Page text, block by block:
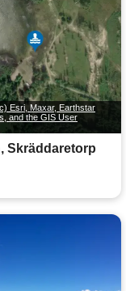
Esri, Maxar, Earthstar
and the GIS User
Skräddaretorp